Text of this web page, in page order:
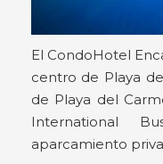
El CondoHotel
centro de Playa
de Playa del
International
aparcamiento